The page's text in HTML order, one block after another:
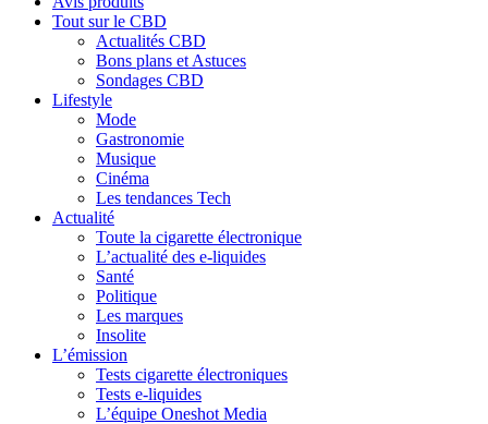
Tout sur le CBD
Actualités CBD
Bons plans et Astuces
Sondages CBD
Lifestyle
Mode
Gastronomie
Musique
Cinéma
Les tendances Tech
Actualité
Toute la cigarette électronique
L’actualité des e-liquides
Santé
Politique
Les marques
Insolite
L’émission
Tests cigarette électroniques
Tests e-liquides
L’équipe Oneshot Media